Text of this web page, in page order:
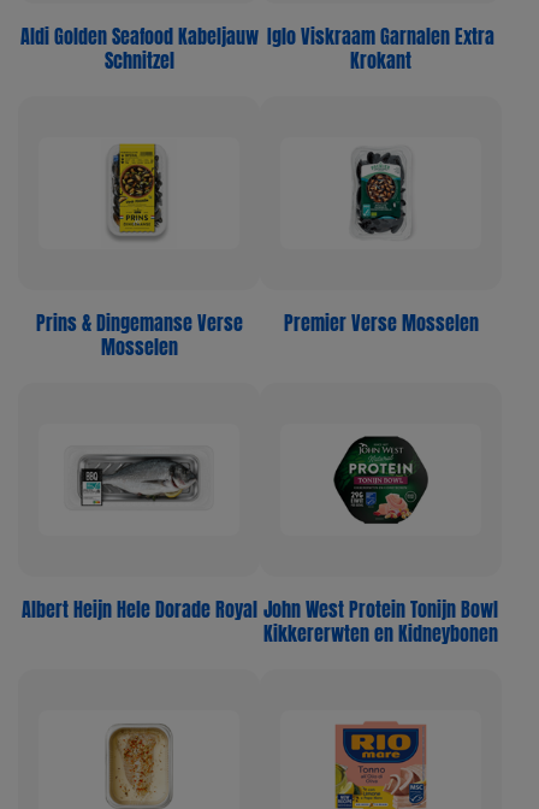
Aldi Golden Seafood Kabeljauw
Schnitzel
Iglo Viskraam Garnalen Extra
Krokant
Prins & Dingemanse Verse
Mosselen
Premier Verse Mosselen
Albert Heijn Hele Dorade Royal John West Protein Tonijn Bowl
Kikkererwten en Kidneybonen